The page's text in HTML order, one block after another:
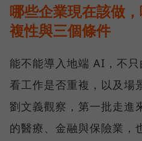
哪些企業現在該做
複性與三個條件
能不能導入地端 AI，不
看工作是否重複，以及場
劉文義觀察，第一批走進
的醫療、金融與保險業，